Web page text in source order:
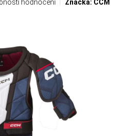
hodnocení Značka: CCM